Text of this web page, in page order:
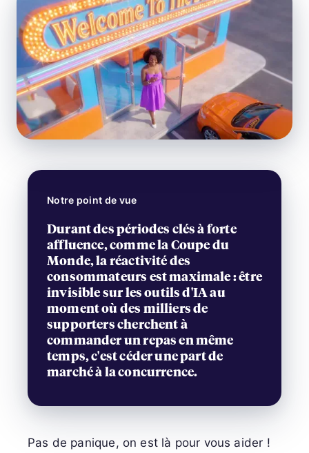
Notre point de vue
Durant des périodes clés à forte
affluence, comme la Coupe du
Monde, la réactivité des
consommateurs est maximale : être
invisible sur les outils d'IA au
moment où des milliers de
supporters cherchent à
commander un repas en même
temps, c'est céder une part de
marché à la concurrence.
Pas de panique, on est là pour vous aider !